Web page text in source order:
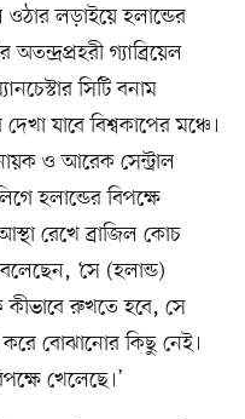
ওঠার লড়াইয়ে হলান্ডের
গ্যাব্রিয়েল
সিটি বনাম
যাবে বিশ্বকাপের মঞ্চে।
ও আরেক সেন্ট্রাল
হলান্ডের বিপক্ষে
রেখে ব্রাজিল কোচ
‘সে (হলান্ড)
কীভাবে রুখতে হবে, সে
বোঝানোর কিছু নেই।
খেলেছে।’